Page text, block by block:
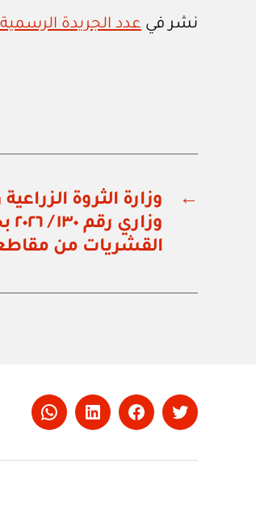
نشر في عدد الجريدة الرسمية رقم (١٦٥٣) الصادر في ٢١
←
وزارة الثروة
القشريات من
Twitter
Facebook
LinkedIn